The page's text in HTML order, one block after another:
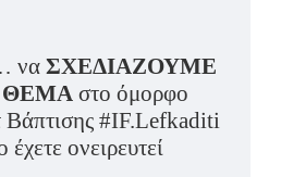
να ΣΧΕΔΙΑΖΟΥΜΕ
ΘΕΜΑ στο όμορφο
Βάπτισης #IF.Lefkaditi
έχετε ονειρευτεί